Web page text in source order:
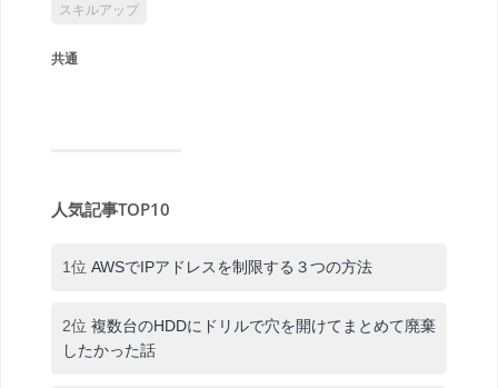
スキルアップ
共通
人気記事TOP10
1位 AWSでIPアドレスを制限する３つの方法
2位 複数台のHDDにドリルで穴を開けてまとめて廃棄
したかった話